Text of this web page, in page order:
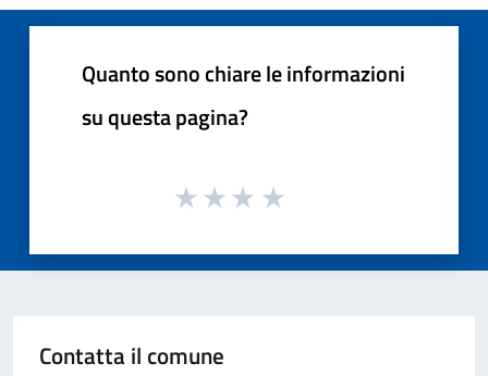
Quanto sono chiare le informazioni
su questa pagina?
Contatta il comune